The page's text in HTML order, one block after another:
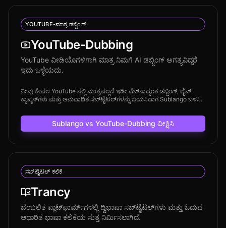
YOUTUBE-ಮಾತ್ರ ಡಬ್ಬಿಂಗ್
YouTube-Dubbing
YouTube ವೀಡಿಯೊಗಳಿಗಾಗಿ ಮಾತ್ರ ನಿಮಗೆ AI ಡಬ್ಬಿಂಗ್ ಅಗತ್ಯವಿದ್ದರೆ
ಇದು ಒಳ್ಳೆಯದು.
ನೀವು ಕೇವಲ YouTube ನಲ್ಲಿ ಮಾತ್ರವಲ್ಲದೆ ಇಡೀ ವೆಬ್‌ನಾದ್ಯಂತ ಡಬ್ಬಿಂಗ್, ಲೈವ್
ಕ್ಯಾಪ್ಶನ್‌ಗಳು ಮತ್ತು ಅನುವಾದಿತ ಸಬ್‌ಟೈಟಲ್‌ಗಳನ್ನು ಬಯಸಿದಾಗ Sublango ಬಳಸಿ.
Sublango vs YouTube-Dubbing ವೀಕ್ಷಿಸಿ
ಸಬ್‌ಟೈಟಲ್ ಕಲಿಕೆ
Trancy
ಬೆಂಬಲಿತ ಪ್ಲಾಟ್‌ಫಾರ್ಮ್‌ಗಳಲ್ಲಿ ದ್ವಿಭಾಷಾ ಸಬ್‌ಟೈಟಲ್‌ಗಳು ಮತ್ತು ಓದುವ
ಆಧಾರಿತ ಭಾಷಾ ಕಲಿಕೆಯ ಸುತ್ತ ನಿರ್ಮಿಸಲಾಗಿದೆ.